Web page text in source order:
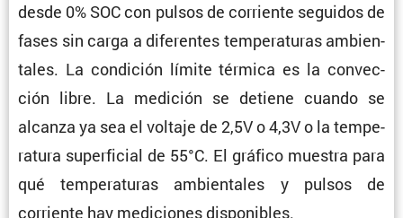
desde 0% SOC con pulsos de corriente seguidos de
fases sin carga a diferentes tempe­ra­turas ambien­
tales. La condi­ción límite térmica es la convec­
ción libre. La medición se detiene cuando se
alcanza ya sea el voltaje de 2,5V o 4,3V o la tempe­
ra­tura super­fi­cial de 55°C. El gráfico muestra para
qué tempe­ra­turas ambien­tales y pulsos de
corriente hay mediciones disponibles.